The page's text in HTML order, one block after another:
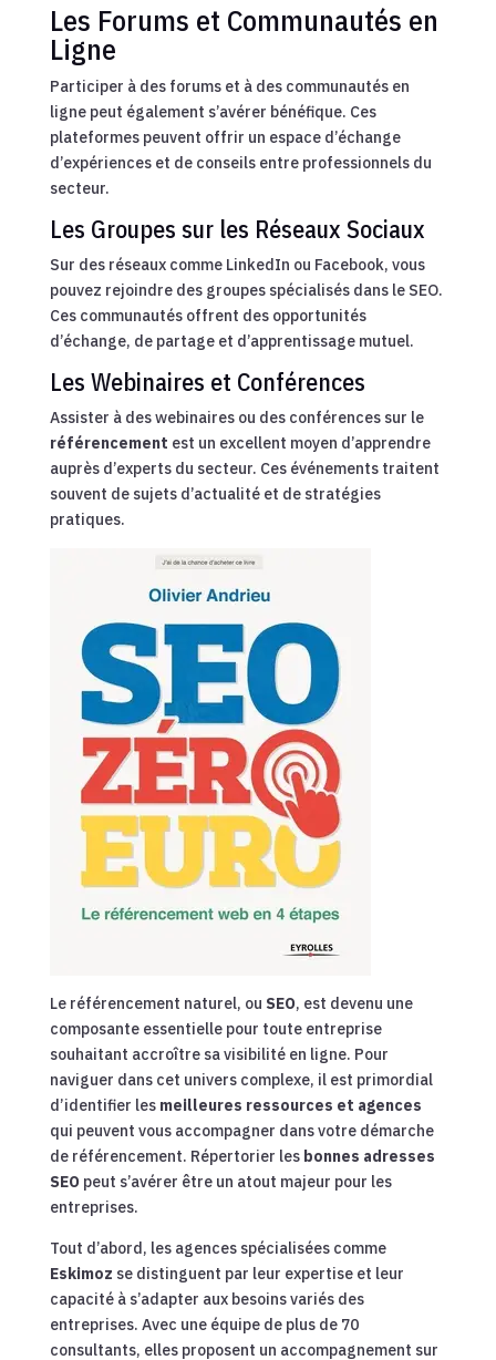
Les Forums et Communautés en
Ligne
Participer à des forums et à des communautés en
ligne peut également s’avérer bénéfique. Ces
plateformes peuvent offrir un espace d’échange
d’expériences et de conseils entre professionnels du
secteur.
Les Groupes sur les Réseaux Sociaux
Sur des réseaux comme LinkedIn ou Facebook, vous
pouvez rejoindre des groupes spécialisés dans le SEO.
Ces communautés offrent des opportunités
d’échange, de partage et d’apprentissage mutuel.
Les Webinaires et Conférences
Assister à des webinaires ou des conférences sur le
référencement est un excellent moyen d’apprendre
auprès d’experts du secteur. Ces événements traitent
souvent de sujets d’actualité et de stratégies
pratiques.
Le référencement naturel, ou SEO, est devenu une
composante essentielle pour toute entreprise
souhaitant accroître sa visibilité en ligne. Pour
naviguer dans cet univers complexe, il est primordial
d’identifier les meilleures ressources et agences
qui peuvent vous accompagner dans votre démarche
de référencement. Répertorier les bonnes adresses
SEO peut s’avérer être un atout majeur pour les
entreprises.
Tout d’abord, les agences spécialisées comme
Eskimoz se distinguent par leur expertise et leur
capacité à s’adapter aux besoins variés des
entreprises. Avec une équipe de plus de 70
consultants, elles proposent un accompagnement sur